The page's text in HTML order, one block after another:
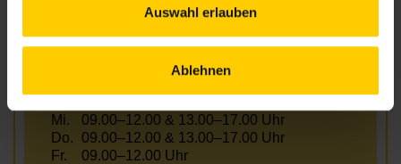
Auswahl erlauben
Ablehnen
Öffnungszeiten Juni
Mi.
09.00–12.00 & 13.00–17.00 Uhr
Do.
09.00–12.00 & 13.00–17.00 Uhr
Fr.
09.00–12.00 Uhr